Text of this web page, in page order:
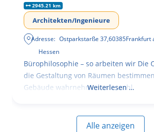
2945.21 km
Architekten/Ingenieure
Adresse: Ostparkstarße 37,60385Frankfurt
Hessen
Bürophilosophie – so arbeiten wir Die
die Gestaltung von Räumen
Gebäude wahrnehmen, wie wohl
Weiterlesen …
Alle anzeigen